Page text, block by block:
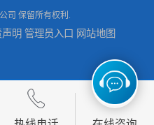
石家庄恒温电控
司 保留所有权利.
声明 管理员入口 网站地图